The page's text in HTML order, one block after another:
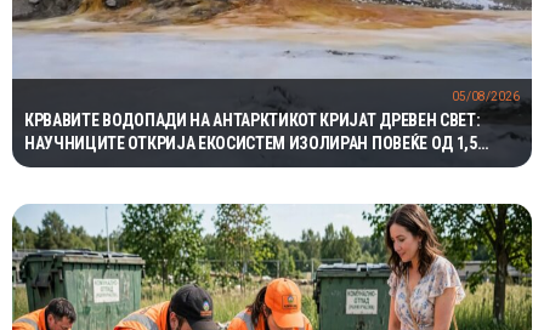
КРВАВИТЕ ВОДОПАДИ НА АНТАРКТИКОТ КРИЈАТ ДРЕВЕН СВЕТ:
НАУЧНИЦИТЕ ОТКРИЈА ЕКОСИСТЕМ ИЗОЛИРАН ПОВЕЌЕ ОД 1,5
МИЛИОНИ ГОДИНИ
05/08/2026